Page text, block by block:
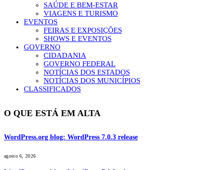
SAÚDE E BEM-ESTAR
VIAGENS E TURISMO
EVENTOS
FEIRAS E EXPOSIÇÕES
SHOWS E EVENTOS
GOVERNO
CIDADANIA
GOVERNO FEDERAL
NOTÍCIAS DOS ESTADOS
NOTÍCIAS DOS MUNICÍPIOS
CLASSIFICADOS
O QUE ESTÁ EM ALTA
WordPress.org blog: WordPress 7.0.3 release
agosto 6, 2026